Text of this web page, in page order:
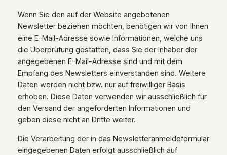
Wenn Sie den auf der Website angebotenen
Newsletter beziehen möchten, benötigen wir von Ihnen
eine E-Mail-Adresse sowie Informationen, welche uns
die Überprüfung gestatten, dass Sie der Inhaber der
angegebenen E-Mail-Adresse sind und mit dem
Empfang des Newsletters einverstanden sind. Weitere
Daten werden nicht bzw. nur auf freiwilliger Basis
erhoben. Diese Daten verwenden wir ausschließlich für
den Versand der angeforderten Informationen und
geben diese nicht an Dritte weiter.
Die Verarbeitung der in das Newsletteranmeldeformular
eingegebenen Daten erfolgt ausschließlich auf